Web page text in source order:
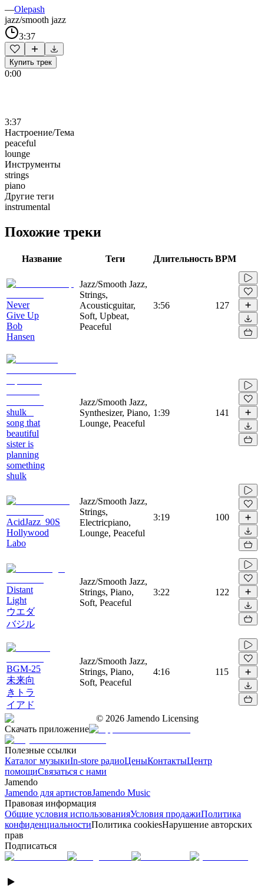
—Olepash
jazz/smooth jazz
3:37
Купить трек
0:00
3:37
Настроение/Тема
peaceful
lounge
Инструменты
strings
piano
Другие теги
instrumental
Похожие треки
Название Теги Длительность BPM
Never
Give Up
Bob
Hansen
Jazz/Smooth Jazz,
Strings,
Acousticguitar,
Soft, Upbeat,
Peaceful
3:56 127
shulk _
song that
beautiful
sister is
planning
something
shulk
Jazz/Smooth Jazz,
Synthesizer, Piano,
Lounge, Peaceful
1:39 141
AcidJazz_90S
Hollywood
Labo
Jazz/Smooth Jazz,
Strings,
Electricpiano,
Lounge, Peaceful
3:19 100
Distant
Light
ウエダ
バジル
Jazz/Smooth Jazz,
Strings, Piano,
Soft, Peaceful
3:22 122
BGM-25
未来向
きトラ
イアド
Jazz/Smooth Jazz,
Strings, Piano,
Soft, Peaceful
4:16 115
© 2026 Jamendo Licensing
Скачать приложение
Полезные ссылки
Каталог музыкиIn-store радиоЦеныКонтактыЦентр
помощиСвязаться с нами
Jamendo
Jamendo для артистовJamendo Music
Правовая информация
Общие условия использованияУсловия продажиПолитика
конфиденциальностиПолитика cookiesНарушение авторских
прав
Подписаться